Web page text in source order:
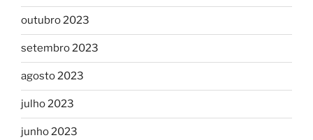
outubro 2023
setembro 2023
agosto 2023
julho 2023
junho 2023